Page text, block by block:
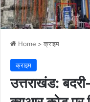
Home > क्राइम
क्राइम
उत्तराखंड: